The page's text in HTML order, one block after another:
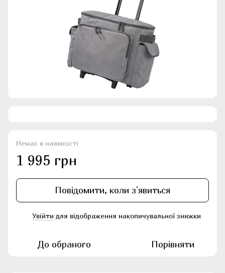
Немає в наявності
1 995 грн
Повідомити, коли з'явиться
Увійти для відображення накопичувальної знижки
До обраного Порівняти